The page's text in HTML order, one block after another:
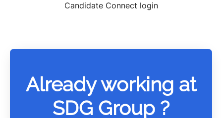
Candidate Connect login
Already working at
SDG Group ?